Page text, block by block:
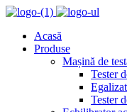
Acasă
Produse
Mașină de
Tester
Tester